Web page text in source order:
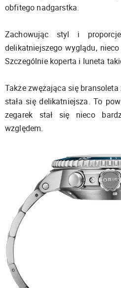
obfitego nadgarstka.
Zachowując styl i
delikatniejszego wyglądu, nieco
Szczególnie koperta i luneta
Także zwężająca się
stała się delikatniejsza. To
zegarek stał się nieco
względem.